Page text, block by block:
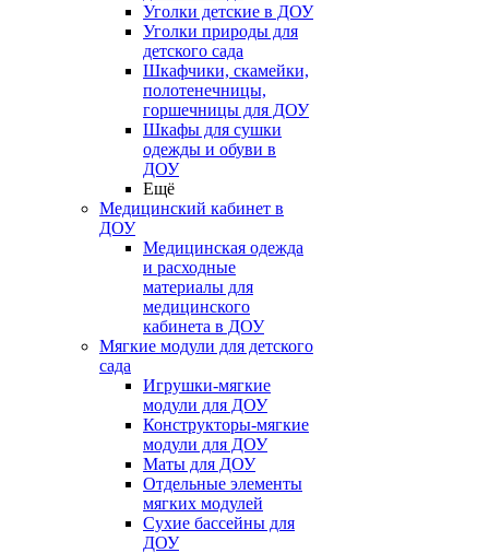
Уголки детские в ДОУ
Уголки природы для
детского сада
Шкафчики, скамейки,
полотенечницы,
горшечницы для ДОУ
Шкафы для сушки
одежды и обуви в
ДОУ
Ещё
Медицинский кабинет в
ДОУ
Медицинская одежда
и расходные
материалы для
медицинского
кабинета в ДОУ
Мягкие модули для детского
сада
Игрушки-мягкие
модули для ДОУ
Конструкторы-мягкие
модули для ДОУ
Маты для ДОУ
Отдельные элементы
мягких модулей
Сухие бассейны для
ДОУ